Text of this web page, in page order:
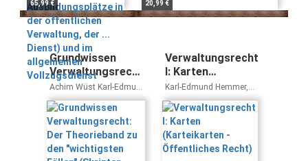
allgemeinen
Vollzugsdienst
65,99 € 20,99 €
Grundwissen
Verwaltungsrecht:
Der Theorieband
zu den
"wichtigsten
Fällen" (Skripten -
Öffentliches
Recht)
Achim Wüst Karl-Edmund
Hemmer
Verwaltungsrecht
I: Karten
(Karteikarten -
Öffentliches
Recht)
Karl-Edmund Hemmer,
Achim Wüst, Michael
Grieger